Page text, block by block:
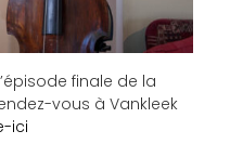
finale de la
vous à Vankleek
ici